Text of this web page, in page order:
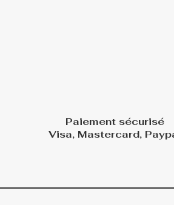
Paiement sécurisé
Visa, Mastercard,